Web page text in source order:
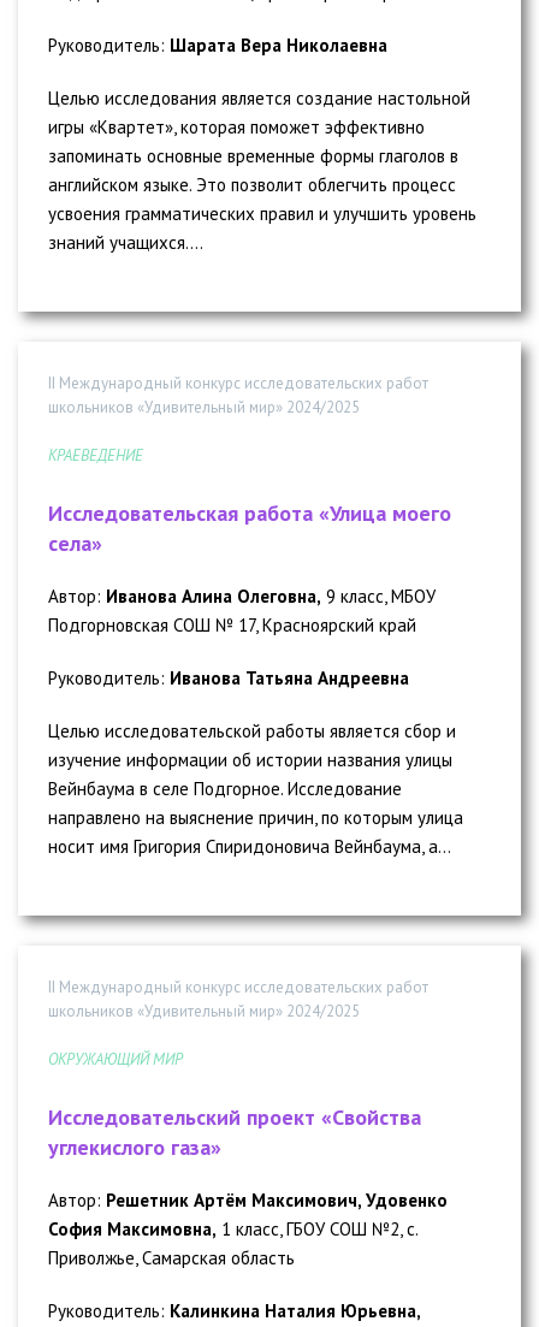
Руководитель: Шарата Вера Николаевна
Целью исследования является создание настольной
игры «Квартет», которая поможет эффективно
запоминать основные временные формы глаголов в
английском языке. Это позволит облегчить процесс
усвоения грамматических правил и улучшить уровень
знаний учащихся....
II Международный конкурс исследовательских работ
школьников «Удивительный мир» 2024/2025
КРАЕВЕДЕНИЕ
Исследовательская работа «Улица моего
села»
Автор: Иванова Алина Олеговна, 9 класс, МБОУ
Подгорновская СОШ № 17, Красноярский край
Руководитель: Иванова Татьяна Андреевна
Целью исследовательской работы является сбор и
изучение информации об истории названия улицы
Вейнбаума в селе Подгорное. Исследование
направлено на выяснение причин, по которым улица
носит имя Григория Спиридоновича Вейнбаума, а...
II Международный конкурс исследовательских работ
школьников «Удивительный мир» 2024/2025
ОКРУЖАЮЩИЙ МИР
Исследовательский проект «Свойства
углекислого газа»
Автор: Решетник Артём Максимович, Удовенко
София Максимовна, 1 класс, ГБОУ СОШ №2, с.
Приволжье, Самарская область
Руководитель: Калинкина Наталия Юрьевна,